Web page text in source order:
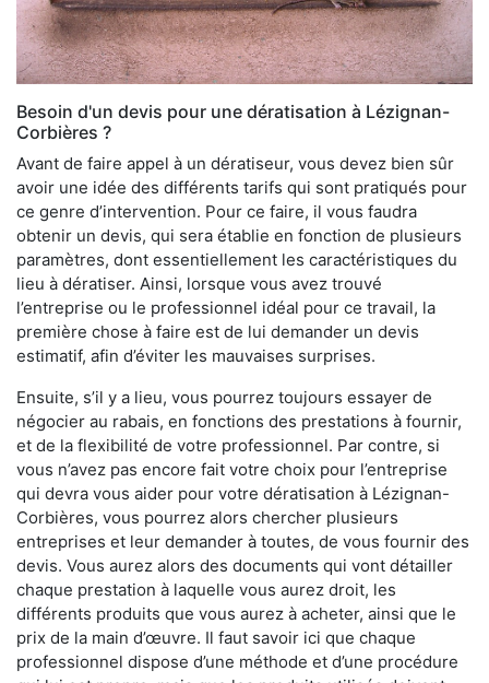
Besoin d'un devis pour une dératisation à Lézignan-
Corbières ?
Avant de faire appel à un dératiseur, vous devez bien sûr
avoir une idée des différents tarifs qui sont pratiqués pour
ce genre d’intervention. Pour ce faire, il vous faudra
obtenir un devis, qui sera établie en fonction de plusieurs
paramètres, dont essentiellement les caractéristiques du
lieu à dératiser. Ainsi, lorsque vous avez trouvé
l’entreprise ou le professionnel idéal pour ce travail, la
première chose à faire est de lui demander un devis
estimatif, afin d’éviter les mauvaises surprises.
Ensuite, s’il y a lieu, vous pourrez toujours essayer de
négocier au rabais, en fonctions des prestations à fournir,
et de la flexibilité de votre professionnel. Par contre, si
vous n’avez pas encore fait votre choix pour l’entreprise
qui devra vous aider pour votre dératisation à Lézignan-
Corbières, vous pourrez alors chercher plusieurs
entreprises et leur demander à toutes, de vous fournir des
devis. Vous aurez alors des documents qui vont détailler
chaque prestation à laquelle vous aurez droit, les
différents produits que vous aurez à acheter, ainsi que le
prix de la main d’œuvre. Il faut savoir ici que chaque
professionnel dispose d’une méthode et d’une procédure